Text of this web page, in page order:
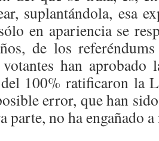
suplantándola, esa
en apariencia se
de los
han aprobado
100% ratificaron la
error, que han
parte, no ha engañado a